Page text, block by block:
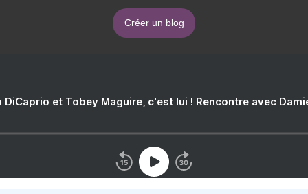
Créer un blog
DiCaprio et Tobey Maguire, c'est lui ! Rencontre avec